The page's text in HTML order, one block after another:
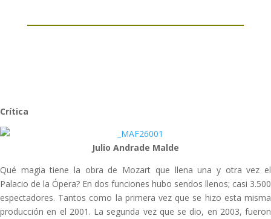
Crítica
Julio Andrade Malde
Qué magia tiene la obra de Mozart que llena una y otra vez el
Palacio de la Ópera? En dos funciones hubo sendos llenos; casi 3.500
espectadores. Tantos como la primera vez que se hizo esta misma
producción en el 2001. La segunda vez que se dio, en 2003, fueron